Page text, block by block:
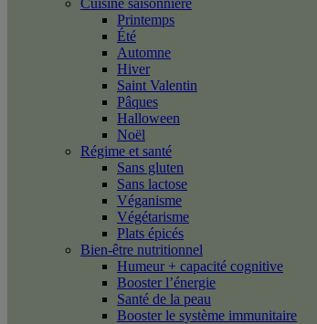
Cuisine saisonnière
Printemps
Été
Automne
Hiver
Saint Valentin
Pâques
Halloween
Noël
Régime et santé
Sans gluten
Sans lactose
Véganisme
Végétarisme
Plats épicés
Bien-être nutritionnel
Humeur + capacité cognitive
Booster l’énergie
Santé de la peau
Booster le système immunitaire